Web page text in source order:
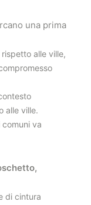
una prima
alle ville,
alle ville.
va
di cintura